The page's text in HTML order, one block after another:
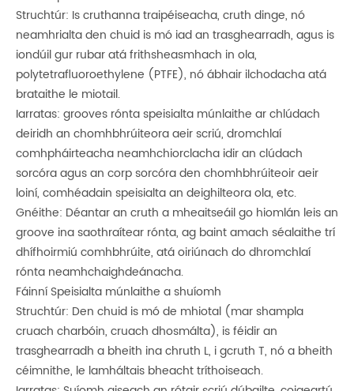
Struchtúr: Is cruthanna traipéiseacha, cruth dinge, nó
neamhrialta den chuid is mó iad an trasghearradh, agus is
iondúil gur rubar atá frithsheasmhach in ola,
polytetrafluoroethylene (PTFE), nó ábhair ilchodacha atá
brataithe le miotail.
Iarratas: grooves rónta speisialta múnlaithe ar chlúdach
deiridh an chomhbhrúiteora aeir scriú, dromchlaí
comhpháirteacha neamhchiorclacha idir an clúdach
sorcóra agus an corp sorcóra den chomhbhrúiteoir aeir
loiní, comhéadain speisialta an deighilteora ola, etc.
Gnéithe: Déantar an cruth a mheaitseáil go hiomlán leis an
groove ina saothraítear rónta, ag baint amach séalaithe trí
dhífhoirmiú comhbhrúite, atá oiriúnach do dhromchlaí
rónta neamhchaighdeánacha.
Fáinní Speisialta múnlaithe a shuíomh
Struchtúr: Den chuid is mó de mhiotal (mar shampla
cruach charbóin, cruach dhosmálta), is féidir an
trasghearradh a bheith ina chruth L, i gcruth T, nó a bheith
céimnithe, le lamháltais bheacht tríthoiseach.